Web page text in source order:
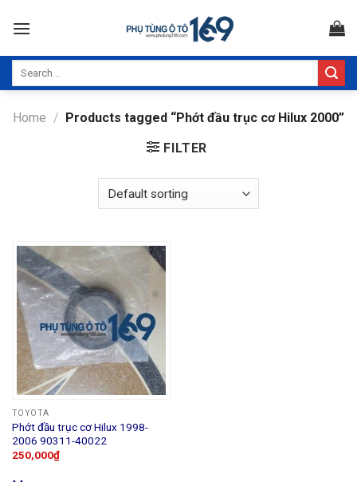
Home / Products tagged “Phớt đầu trục cơ Hilux 2000”
FILTER
TOYOTA
Phớt đầu trục cơ Hilux 1998-
2006 90311-40022
250,000₫